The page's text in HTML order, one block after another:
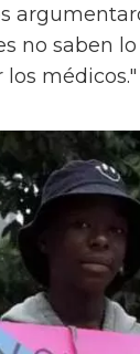
no saben
médicos."